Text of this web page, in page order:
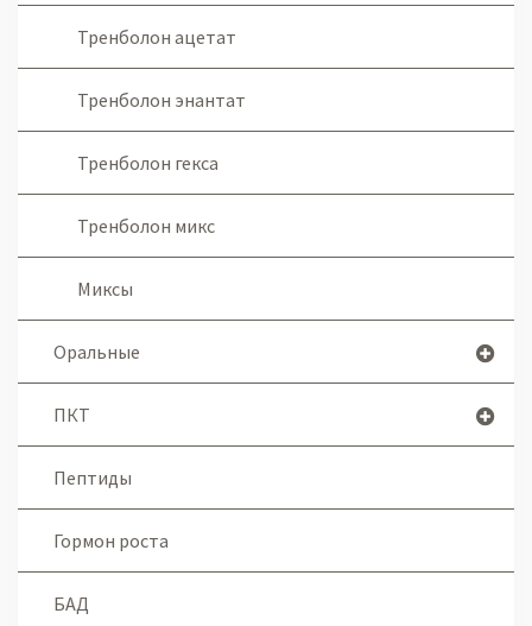
Тренболон ацетат
Тренболон энантат
Тренболон гекса
Тренболон микс
Миксы
Оральные
ПКТ
Пептиды
Гормон роста
БАД